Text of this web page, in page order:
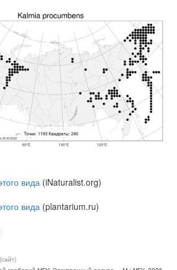
вида (iNaturalist.org)
вида (plantarium.ru)